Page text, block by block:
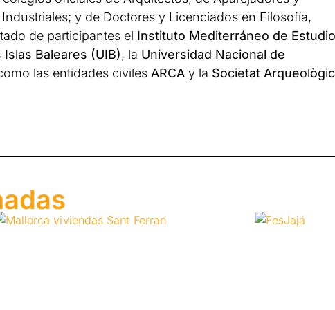
y de Doctores y Licenciados en Filosofía,
de participantes el Instituto Mediterráneo de
Baleares (UIB), la Universidad Nacional de
las entidades civiles ARCA y la Societat